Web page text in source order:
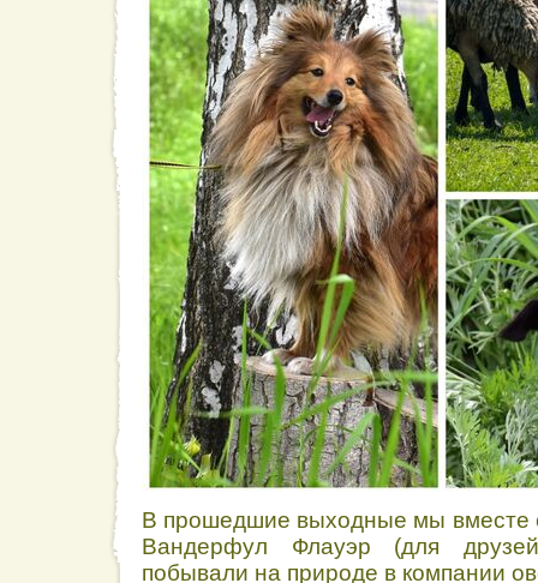
В прошедшие выходные мы вместе
Вандерфул Флауэр (для
побывали на природе в компании